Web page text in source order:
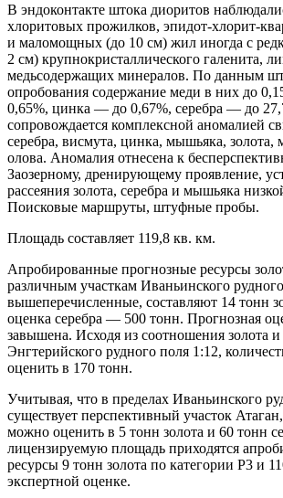
В эндоконтакте штока диоритов
хлоритовых прожилков, эпидот-хлорит-
и маломощных (до 10 см) жил иногда с
2 см) крупнокристаллического галенита,
медьсодержащих минералов. По данным
опробования содержание меди в них до
0,65%, цинка — до 0,67%, серебра — до
сопровождается комплексной аномалией
серебра, висмута, цинка, мышьяка, золота,
олова. Аномалия отнесена к
Заозерному, дренирующему проявление,
рассеяния золота, серебра и мышьяка
Поисковые маршруты, штуфные пробы.
Площадь составляет 119,8 кв. км.
Апробированные прогнозные ресурсы
различным участкам Иваньинского
вышеперечисленные, составляют 14 тонн
оценка серебра — 500 тонн. Прогнозная
завышена. Исходя из соотношения золота и
Энгтерийского рудного поля 1:12,
оценить в 170 тонн.
Учитывая, что в пределах Иваньинского
существует перспективный участок
можно оценить в 5 тонн золота и 60 тонн
лицензируемую площадь приходятся
ресурсы 9 тонн золота по категории Р3 и
экспертной оценке.